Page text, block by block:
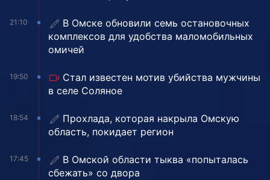
21:10
В Омске обновили семь остановочных
комплексов для удобства маломобильных
омичей
19:50
Стал известен мотив убийства мужчины
в селе Соляное
18:54
Прохлада, которая накрыла Омскую
область, покидает регион
17:45
В Омской области тыква «попыталась
сбежать» со двора